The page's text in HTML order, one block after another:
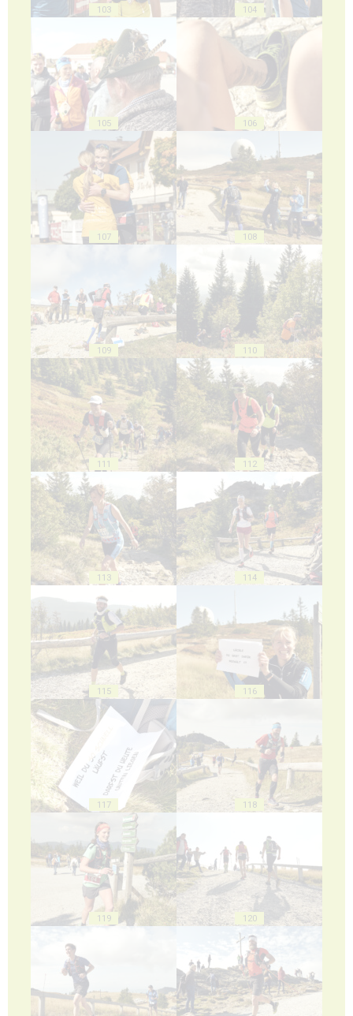
103 104
105 106
107 108
109 110
111 112
113 114
115 116
117 118
119 120